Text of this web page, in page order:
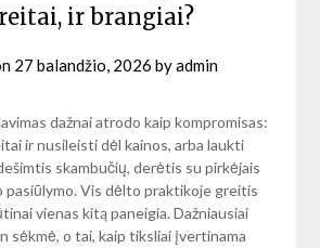
ir brangiai?
27 balandžio, 2026 byadmin
dažnai atrodo kaip kompromisas:
ir nusileisti dėl kainos, arba laukti
skambučių, derėtis su pirkėjais
Vis dėlto praktikoje greitis
vienas kitą paneigia. Dažniausiai
sėkmė, o tai, kaip tiksliai įvertinama